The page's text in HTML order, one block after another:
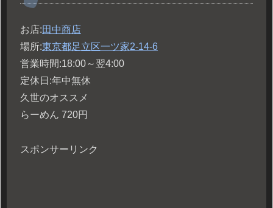
お店:田中商店
場所:東京都足立区一ツ家2-14-6
営業時間:18:00～翌4:00
定休日:年中無休
久世のオススメ
らーめん 720円
スポンサーリンク